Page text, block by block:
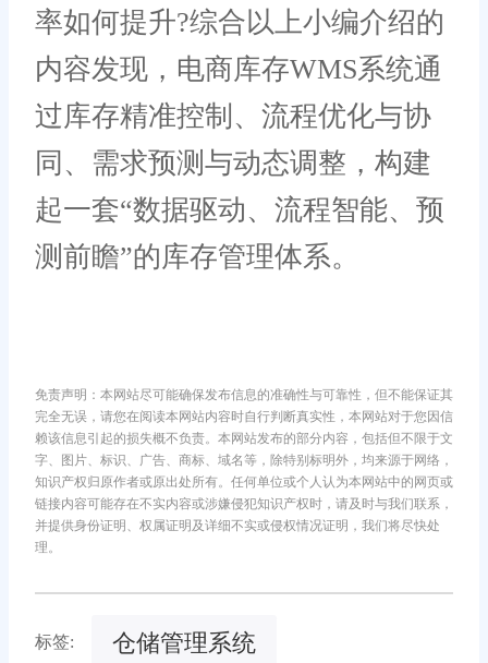
率如何提升?综合以上小编介绍的
内容发现，电商库存WMS系统通
过库存精准控制、流程优化与协
同、需求预测与动态调整，构建
起一套“数据驱动、流程智能、预
测前瞻”的库存管理体系。
免责声明：本网站尽可能确保发布信息的准确性与可靠性，但不能保证其
完全无误，请您在阅读本网站内容时自行判断真实性，本网站对于您因信
赖该信息引起的损失概不负责。本网站发布的部分内容，包括但不限于文
字、图片、标识、广告、商标、域名等，除特别标明外，均来源于网络，
知识产权归原作者或原出处所有。任何单位或个人认为本网站中的网页或
链接内容可能存在不实内容或涉嫌侵犯知识产权时，请及时与我们联系，
并提供身份证明、权属证明及详细不实或侵权情况证明，我们将尽快处
理。
标签: 仓储管理系统